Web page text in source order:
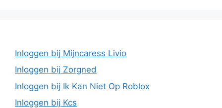
Inloggen bij Mijncaress Livio
Inloggen bij Zorgned
Inloggen bij Ik Kan Niet Op Roblox
Inloggen bij Kcs